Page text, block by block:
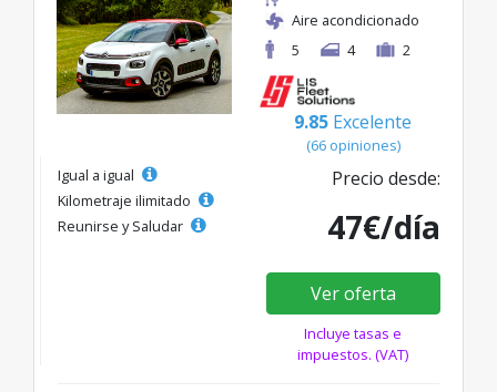
Aire acondicionado
5
4 2
9.85 Excelente
(66 opiniones)
Igual a igual
Kilometraje ilimitado
Reunirse y Saludar
Precio desde:
47€/día
Ver oferta
Incluye tasas e
impuestos. (VAT)